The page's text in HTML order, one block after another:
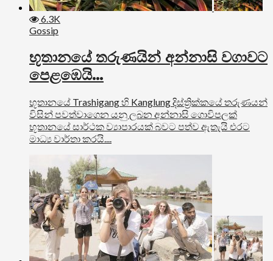
6.3K
Gossip
භූතානයේ තරුණයින් අන්නාසි වගාවට
පෙළඹෙයි…
භූතානයේ Trashigang හි Kanglung දිස්ත්‍රික්කයේ තරුණයන්
විසින් පවත්වාගෙන යනු ලබන අන්නාසි ගොවිපලක්
භූතානයේ සාර්ථක ව්‍යාපාරයක් බවට පත්ව ඇතැයි එරට
මාධ්‍ය වාර්තා කරයි....